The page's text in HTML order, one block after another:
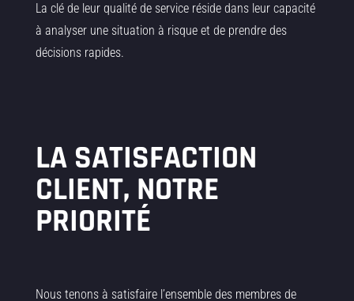
La clé de leur qualité de service réside dans leur capacité
à analyser une situation à risque et de prendre des
décisions rapides.
LA SATISFACTION
CLIENT, NOTRE
PRIORITÉ
Nous tenons à satisfaire l’ensemble des membres de